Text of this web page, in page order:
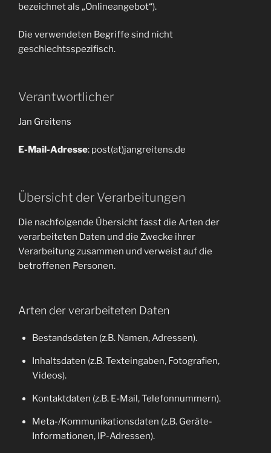
bezeichnet als „Onlineangebot“).
Die verwendeten Begriffe sind nicht
geschlechtsspezifisch.
Verantwortlicher
Jan Greitens
E-Mail-Adresse: post(at)jangreitens.de
Übersicht der Verarbeitungen
Die nachfolgende Übersicht fasst die Arten der
verarbeiteten Daten und die Zwecke ihrer
Verarbeitung zusammen und verweist auf die
betroffenen Personen.
Arten der verarbeiteten Daten
Bestandsdaten (z.B. Namen, Adressen).
Inhaltsdaten (z.B. Texteingaben, Fotografien,
Videos).
Kontaktdaten (z.B. E-Mail, Telefonnummern).
Meta-/Kommunikationsdaten (z.B. Geräte-
Informationen, IP-Adressen).